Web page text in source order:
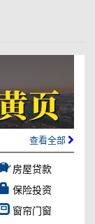
查看全部
房屋贷款
保险投资
窗帘门窗